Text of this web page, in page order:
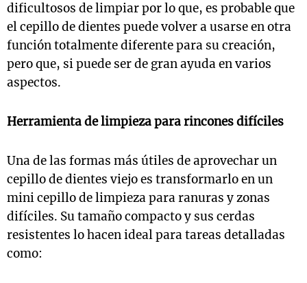
dificultosos de limpiar por lo que, es probable que
el cepillo de dientes puede volver a usarse en otra
función totalmente diferente para su creación,
pero que, si puede ser de gran ayuda en varios
aspectos.
Herramienta de limpieza para rincones difíciles
Una de las formas más útiles de aprovechar un
cepillo de dientes viejo es transformarlo en un
mini cepillo de limpieza para ranuras y zonas
difíciles. Su tamaño compacto y sus cerdas
resistentes lo hacen ideal para tareas detalladas
como: